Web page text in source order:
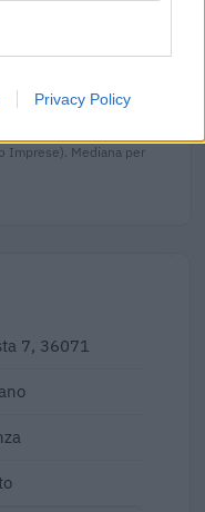
Privacy Policy
dello stesso settore
Imprese). Mediana per
7, 36071